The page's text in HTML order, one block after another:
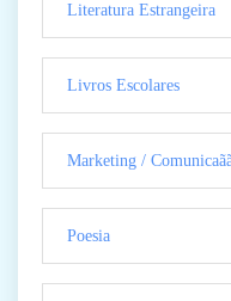
Literatura Estrangeira
Livros Escolares
Marketing /
Poesia